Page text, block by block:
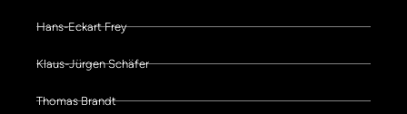
Hans-Eckart Frey
Klaus-Jürgen Schäfer
Thomas Brandt